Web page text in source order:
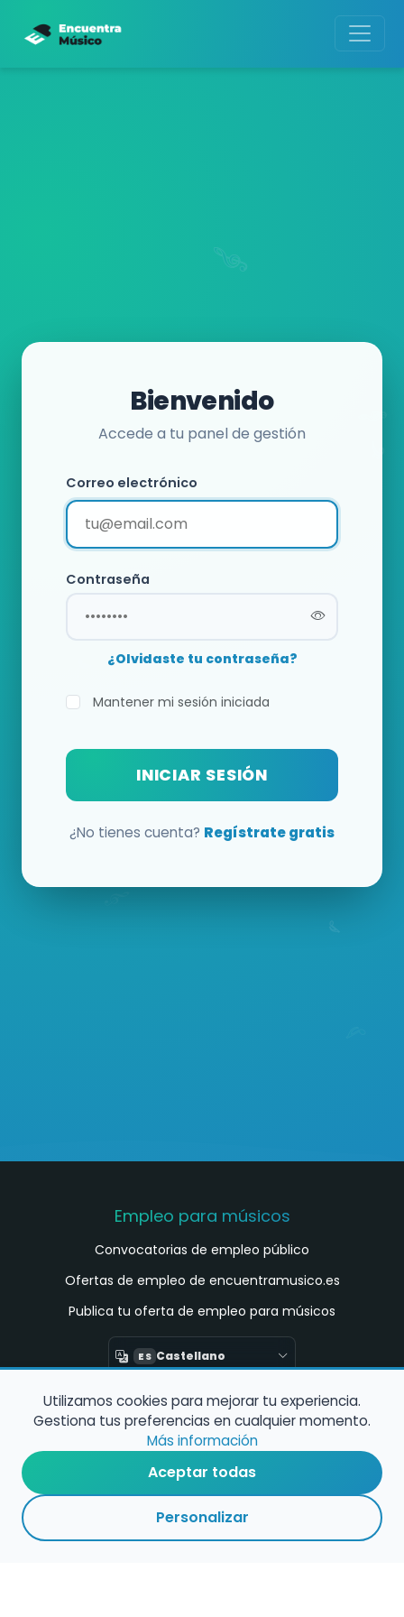
Bienvenido
Accede a tu panel de gestión
Correo electrónico
Contraseña
¿Olvidaste tu contraseña?
Mantener mi sesión iniciada
INICIAR SESIÓN
¿No tienes cuenta? Regístrate gratis
Empleo para músicos
Convocatorias de empleo público
Ofertas de empleo de encuentramusico.es
Publica tu oferta de empleo para músicos
ES Castellano
Encuentra Músico
Buscador de Músicos
Encuentra Pianista Acompañante
Asesoría para músicos y docentes
Utilizamos cookies para mejorar tu experiencia.
Gestiona tus preferencias en cualquier momento.
Más información
Aceptar todas
Personalizar